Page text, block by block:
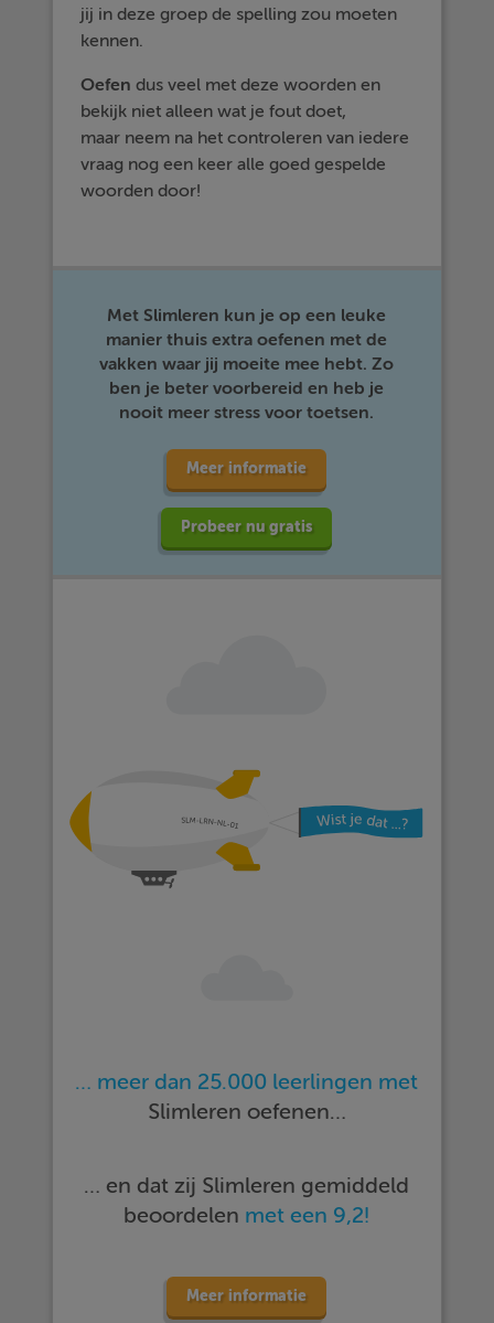
jij in deze groep de spelling zou moeten
kennen.
Oefen dus veel met deze woorden en
bekijk niet alleen wat je fout doet,
maar neem na het controleren van iedere
vraag nog een keer alle goed gespelde
woorden door!
Met Slimleren kun je op een leuke
manier thuis extra oefenen met de
vakken waar jij moeite mee hebt. Zo
ben je beter voorbereid en heb je
nooit meer stress voor toetsen.
Meer informatie
Probeer nu gratis
… meer dan 25.000 leerlingen met
Slimleren oefenen…
… en dat zij Slimleren gemiddeld
beoordelen met een 9,2!
Meer informatie